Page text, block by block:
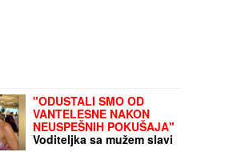
"ODUSTALI SMO OD
VANTELESNE NAKON
NEUSPEŠNIH POKUŠAJA"
Voditeljka sa mužem slavi